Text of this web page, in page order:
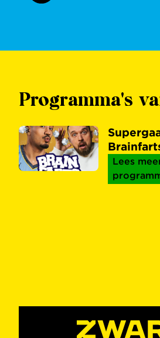
Programma's
Lees